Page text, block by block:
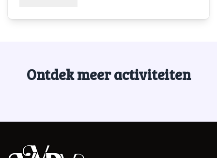
Ontdek meer activiteiten